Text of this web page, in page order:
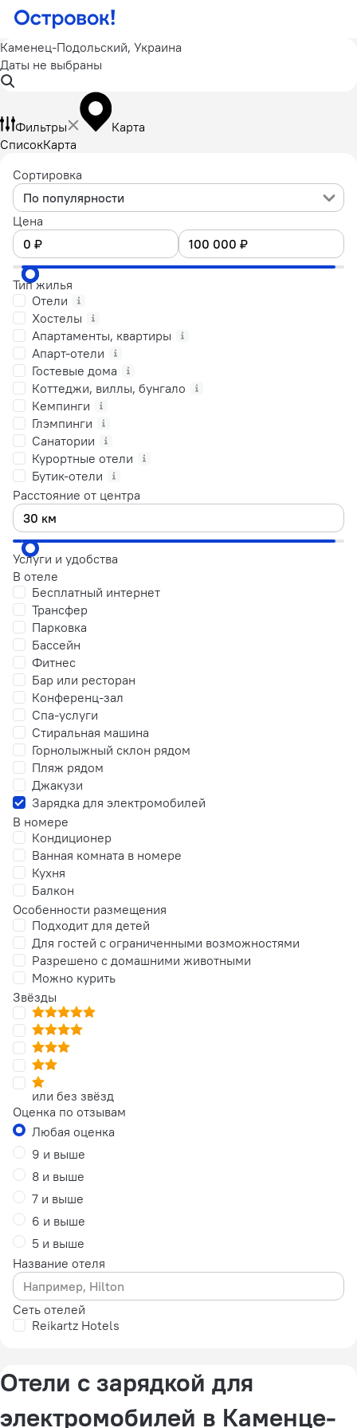
Каменец-Подольский, Украина
Даты не выбраны
Фильтры
Карта
СписокКарта
Сортировка
По популярности
Цена
Тип жилья
Отели
Хостелы
Апартаменты, квартиры
Апарт-отели
Гостевые дома
Коттеджи, виллы, бунгало
Кемпинги
Глэмпинги
Санатории
Курортные отели
Бутик-отели
Расстояние от центра
Услуги и удобства
В отеле
Бесплатный интернет
Трансфер
Парковка
Бассейн
Фитнес
Бар или ресторан
Конференц-зал
Спа-услуги
Стиральная машина
Горнолыжный склон рядом
Пляж рядом
Джакузи
Зарядка для электромобилей
В номере
Кондиционер
Ванная комната в номере
Кухня
Балкон
Особенности размещения
Подходит для детей
Для гостей с ограниченными возможностями
Разрешено с домашними животными
Можно курить
Звёзды
или без звёзд
Оценка по отзывам
Любая оценка
9 и выше
8 и выше
7 и выше
6 и выше
5 и выше
Название отеля
Сеть отелей
Reikartz Hotels
Отели с зарядкой для
электромобилей в Каменце-